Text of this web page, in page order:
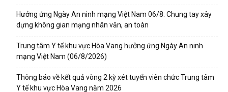
Hưởng ứng Ngày An ninh mạng Việt Nam 06/8: Chung tay xây
dựng không gian mạng nhân văn, an toàn
Trung tâm Y tế khu vực Hòa Vang hưởng ứng Ngày An ninh
mạng Việt Nam (06/8/2026)
Thông báo về kết quả vòng 2 kỳ xét tuyển viên chức Trung tâm
Y tế khu vực Hòa Vang năm 2026